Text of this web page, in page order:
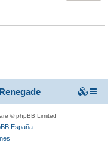
© phpBB Limited
España